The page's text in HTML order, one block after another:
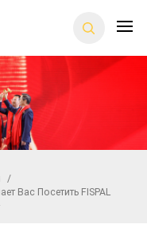
/
Вас Посетить FISPAL